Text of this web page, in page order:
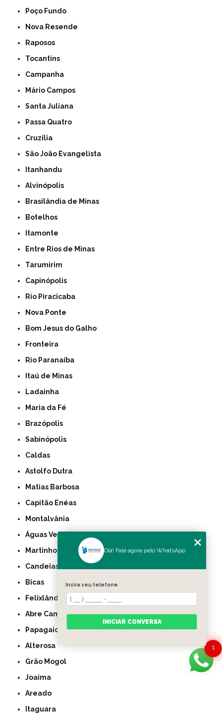
Poço Fundo
Nova Resende
Raposos
Tocantins
Campanha
Mário Campos
Santa Juliana
Passa Quatro
Cruzília
São João Evangelista
Itanhandu
Alvinópolis
Brasilândia de Minas
Botelhos
Itamonte
Entre Rios de Minas
Tarumirim
Capinópolis
Rio Piracicaba
Nova Ponte
Bom Jesus do Galho
Fronteira
Rio Paranaíba
Itaú de Minas
Ladainha
Maria da Fé
Brazópolis
Sabinópolis
Caldas
Astolfo Dutra
Matias Barbosa
Capitão Enéas
Montalvânia
Águas Vermelhas
Martinho Campos
Candeias
Bicas
Felixlândia
Abre Campo
Papagaios
Alterosa
Grão Mogol
Joaíma
Areado
Itaguara
1
Olá! Fale agora pelo WhatsApp
Insira seu telefone
INICIAR CONVERSA